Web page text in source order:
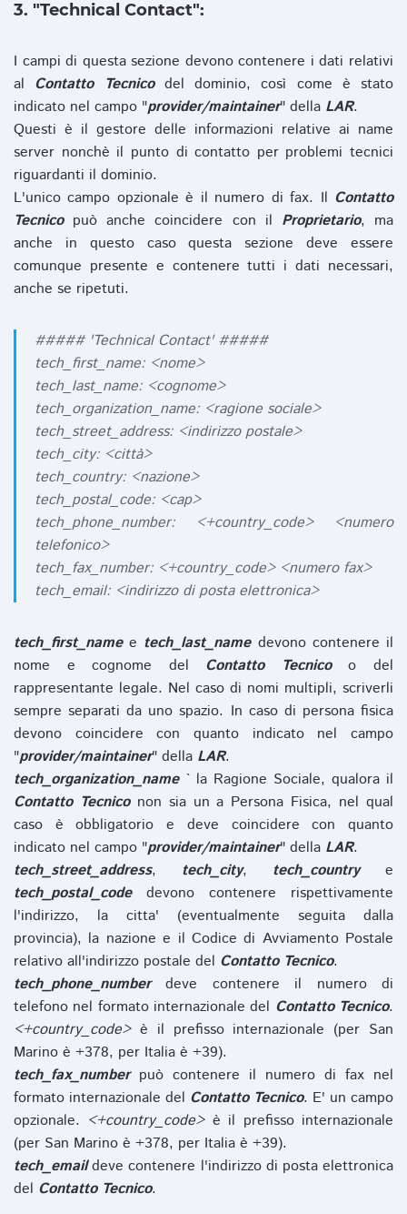
3. "Technical Contact":
I campi di questa sezione devono contenere i dati relativi
al Contatto Tecnicodel dominio, così come è stato
indicato nel campo "provider/maintainer" della LAR.
Questi è il gestore delle informazioni relative ai name
server nonchè il punto di contatto per problemi tecnici
riguardanti il dominio.
L'unico campo opzionale è il numero di fax. Il Contatto
Tecnicopuò anche coincidere con il Proprietario, ma
anche in questo caso questa sezione deve essere
comunque presente e contenere tutti i dati necessari,
anche se ripetuti.
##### 'Technical Contact' #####
tech_first_name: <nome>
tech_last_name: <cognome>
tech_organization_name: <ragione sociale>
tech_street_address: <indirizzo postale>
tech_city: <città>
tech_country: <nazione>
tech_postal_code: <cap>
tech_phone_number: <+country_code> <numero
telefonico>
tech_fax_number: <+country_code> <numero fax>
tech_email: <indirizzo di posta elettronica>
tech_first_namee tech_last_namedevono contenere il
nome e cognome del Contatto Tecnicoo del
rappresentante legale. Nel caso di nomi multipli, scriverli
sempre separati da uno spazio. In caso di persona fisica
devono coincidere con quanto indicato nel campo
"provider/maintainer" della LAR.
tech_organization_name` la Ragione Sociale, qualora il
Contatto Tecniconon sia un a Persona Fisica, nel qual
caso è obbligatorio e deve coincidere con quanto
indicato nel campo "provider/maintainer" della LAR.
tech_street_address, tech_city, tech_countrye
tech_postal_codedevono contenere rispettivamente
l'indirizzo, la citta' (eventualmente seguita dalla
provincia), la nazione e il Codice di Avviamento Postale
relativo all'indirizzo postale del Contatto Tecnico.
tech_phone_numberdeve contenere il numero di
telefono nel formato internazionale del Contatto Tecnico.
<+country_code>è il prefisso internazionale (per San
Marino è +378, per Italia è +39).
tech_fax_numberpuò contenere il numero di fax nel
formato internazionale del Contatto Tecnico. E' un campo
opzionale. <+country_code>è il prefisso internazionale
(per San Marino è +378, per Italia è +39).
tech_emaildeve contenere l'indirizzo di posta elettronica
del Contatto Tecnico.